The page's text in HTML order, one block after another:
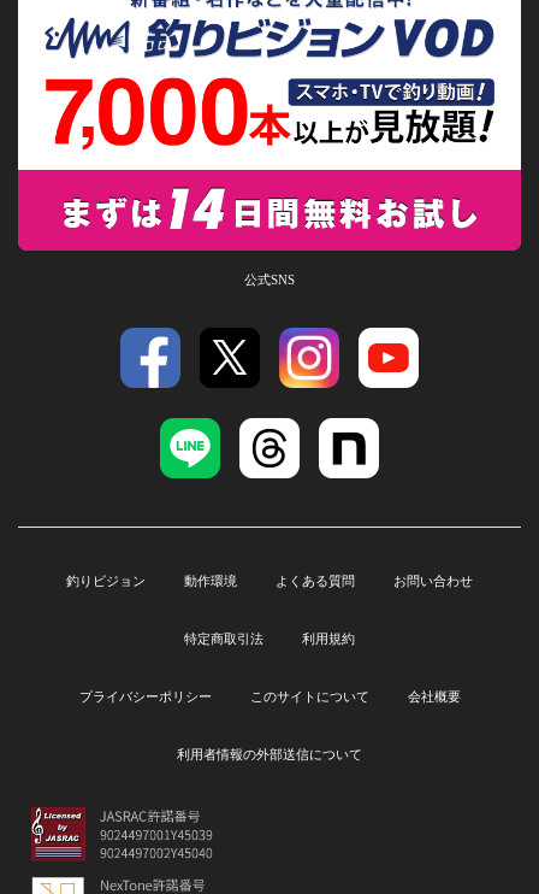
公式SNS
釣りビジョン 動作環境 よくある質問 お問い合わせ
特定商取引法 利用規約
プライバシーポリシー このサイトについて 会社概要
利用者情報の外部送信について